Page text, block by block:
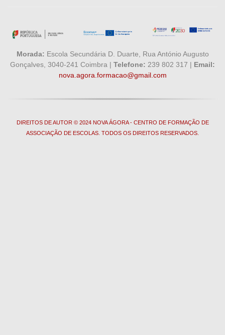
Morada: Escola Secundária D. Duarte, Rua António Augusto
Gonçalves, 3040-241 Coimbra | Telefone: 239 802 317 | Email:
nova.agora.formacao@gmail.com
DIREITOS DE AUTOR © 2024 NOVA ÁGORA - CENTRO DE FORMAÇÃO DE
ASSOCIAÇÃO DE ESCOLAS. TODOS OS DIREITOS RESERVADOS.